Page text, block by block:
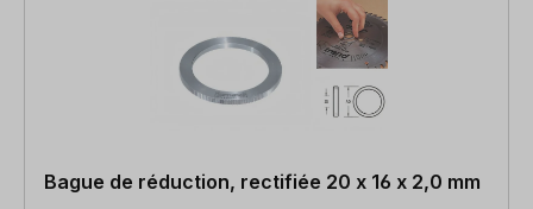
Bague de réduction, rectifiée 20 x 16 x 2,0 mm